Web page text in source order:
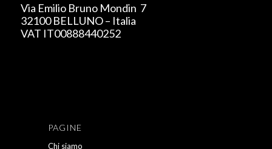
Via Emilio Bruno Mondin 7
32100 BELLUNO – Italia
VAT IT00888440252
PAGINE
Chi siamo